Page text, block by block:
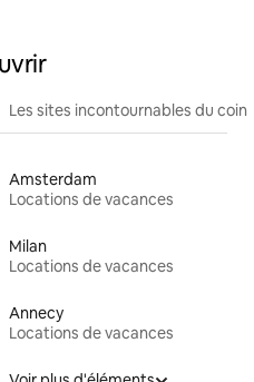
Les sites incontournables du coin
Amsterdam
Locations de vacances
Milan
Locations de vacances
Annecy
Locations de vacances